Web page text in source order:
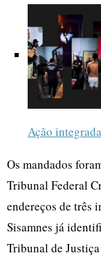
Ação
Os mandados
Tribunal Federal
endereços de três
Sisamnes já
Tribunal de